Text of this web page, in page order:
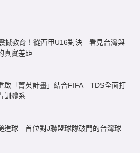
撼教育！從西甲U16對決 看見台灣與
真實差距
啟「菁英計畫」結合FIFA TDS全面打
訓體系
進球 首位對J聯盟球隊破門的台灣球